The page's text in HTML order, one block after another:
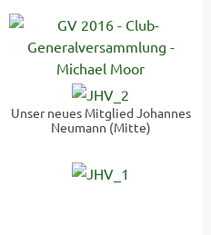
Unser neues Mitglied Johannes
Neumann (Mitte)